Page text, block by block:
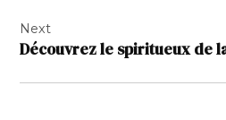
Next
Découvrez le spiritueux de